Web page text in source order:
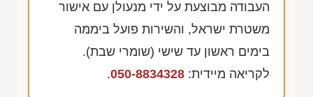
העבודה מבוצעת על ידי מנעולן עם אישור
משטרת ישראל, והשירות פועל ביממה
בימים ראשון עד שישי (שומרי שבת).
לקריאה מיידית: 050-8834328
.